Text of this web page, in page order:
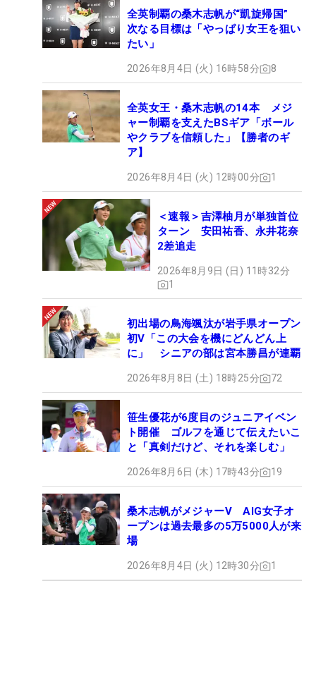
全英制覇の桑木志帆が“凱旋帰国”
次なる目標は「やっぱり女王を狙い
たい」
2026年8月4日 (火) 16時58分 8
全英女王・桑木志帆の14本 メジ
ャー制覇を支えたBSギア「ボール
やクラブを信頼した」【勝者のギ
ア】
2026年8月4日 (火) 12時00分 1
＜速報＞吉澤柚月が単独首位
ターン 安田祐香、永井花奈
2差追走
2026年8月9日 (日) 11時32分
1
初出場の鳥海颯汰が岩手県オープン
初V「この大会を機にどんどん上
に」 シニアの部は宮本勝昌が連覇
2026年8月8日 (土) 18時25分 72
笹生優花が6度目のジュニアイベン
ト開催 ゴルフを通じて伝えたいこ
と「真剣だけど、それを楽しむ」
2026年8月6日 (木) 17時43分 19
桑木志帆がメジャーV AIG女子オ
ープンは過去最多の5万5000人が来
場
2026年8月4日 (火) 12時30分 1